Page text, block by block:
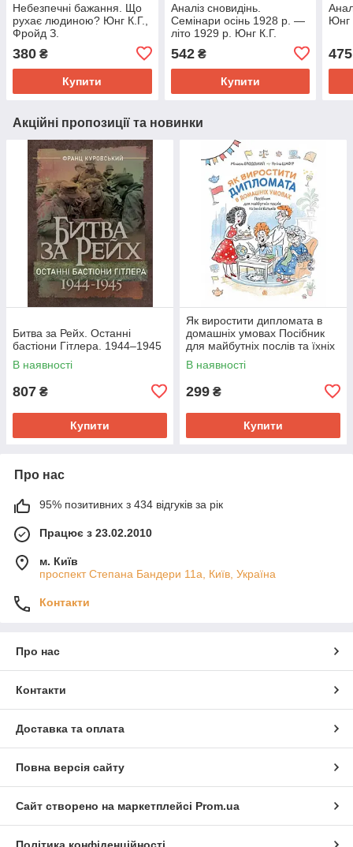
Небезпечні бажання. Що
рухає людиною? Юнг К.Г.,
Фройд З.
380 ₴
Купити
Аналіз сновидінь.
Семінари осінь 1928 р. —
літо 1929 р. Юнг К.Г.
542₴
Купити
Юнг
475
Акційні пропозиції та новинки
Битва за Рейх. Останні
бастіони Гітлера. 1944–1945
В наявності
807 ₴
Купити
Як виростити дипломата в
домашніх умовах Посібник
для майбутніх послів та їхніх
батьків
В наявності
299 ₴
Купити
Про нас
95% позитивних з 434 відгуків за рік
Працює з 23.02.2010
м. Київ
проспект Степана Бандери 11а, Київ, Україна
Контакти
Про нас
Контакти
Доставка та оплата
Повна версія сайту
Сайт створено на маркетплейсі Prom.ua